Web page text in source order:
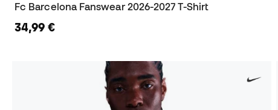
Fc Barcelona Fanswear 2026-2027 T-Shirt
34,99 €